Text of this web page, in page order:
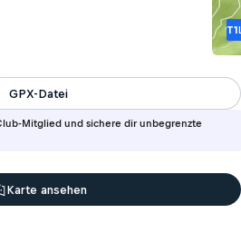
T1
Mitglied und sichere dir unbegrenzte
GPX-Datei
Karte ansehen